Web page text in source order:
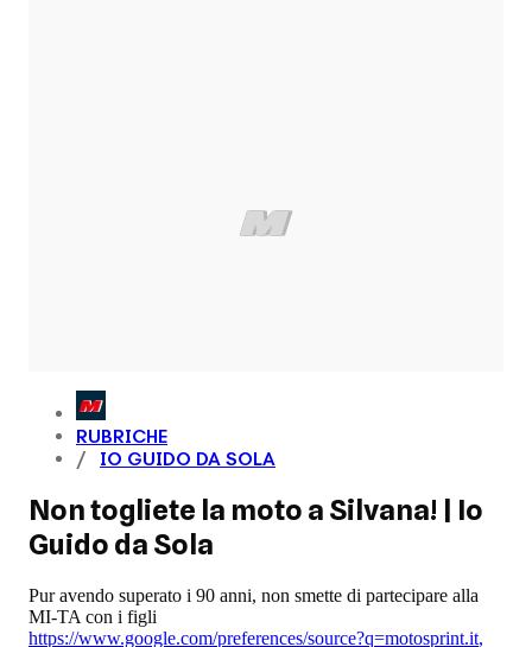
RUBRICHE
IO GUIDO DA SOLA
Non togliete la moto a Silvana! | Io
Guido da Sola
Pur avendo superato i 90 anni, non smette di partecipare alla
MI-TA con i figli
https://www.google.com/preferences/source?q=motosprint.it,